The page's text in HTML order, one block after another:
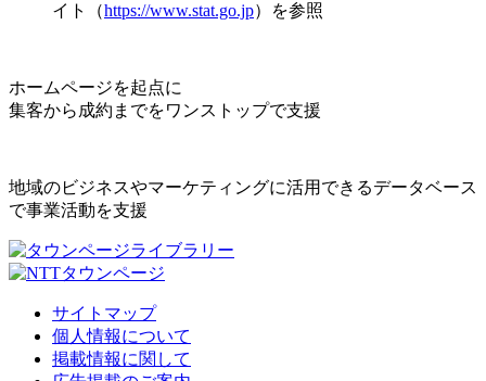
イト（https://www.stat.go.jp）を参照
ホームページを起点に
集客から成約までをワンストップで支援
地域のビジネスやマーケティングに活用できるデータベース
で事業活動を支援
サイトマップ
個人情報について
掲載情報に関して